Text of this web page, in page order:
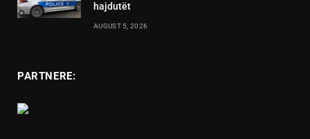
hajdutët
AUGUST 5, 2026
PARTNERE: